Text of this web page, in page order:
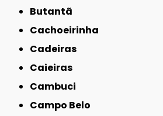
Butantã
Cachoeirinha
Cadeiras
Caieiras
Cambuci
Campo Belo